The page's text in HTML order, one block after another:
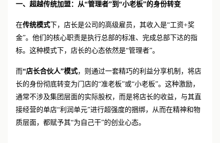
在传统模式下，店长是公司的高级雇员，其收入是“工资+奖
金”。他们的核心职责是执行总部的标准、完成总部下达的指
而“店长合伙人”模式，则通过一套精巧的利益分享机制，将店
长的身份彻底转变为门店的“准老板”或“小老板”。这种激励，
通常不涉及集团层面的实际股权，而是将店长的收益，与其直
接经营的单店“利润单元”进行超强度的捆绑，从而在精神和物